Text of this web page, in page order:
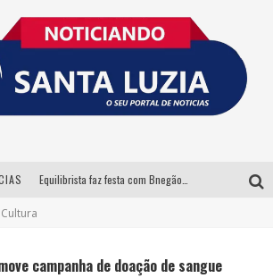
Cultura
campanha de doação de sangue